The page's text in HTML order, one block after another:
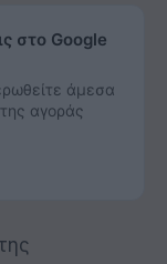
στο Google
άμεσα
αγοράς